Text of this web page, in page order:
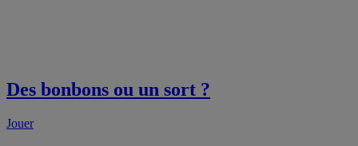
Des bonbons ou un sort ?
Jouer